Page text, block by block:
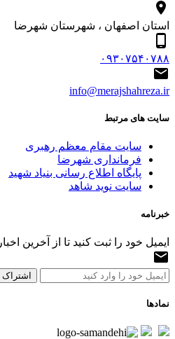
استان اصفهان ، شهرستان شهرضا
۰۹۳۰۷۵۴۰۷۸۸
info@merajshahreza.ir
سایت های مرتبط
سایت مقام معظم رهبری
فرمانداری شهرضا
پایگاه اطلاع رسانی بنیاد شهید
سایت نوید شاهد
خبرنامه
ایمیل خود را ثبت کنید تا از آخرین
نمادها